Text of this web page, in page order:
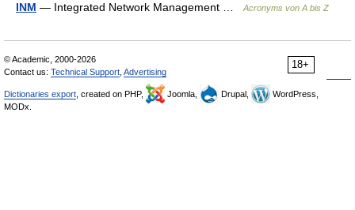
INM — Integrated Network Management … Acronyms von A bis Z
18+
© Academic, 2000-2026
Contact us: Technical Support Advertising
Dictionaries export , created on PHP, Joomla, Drupal,
WordPress,
MODx.